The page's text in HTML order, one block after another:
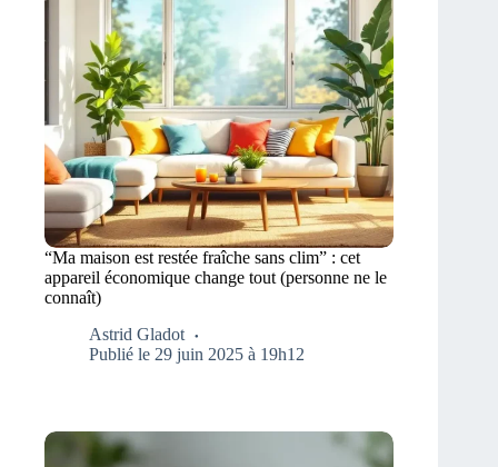
“Ma maison est restée fraîche sans clim” : cet
appareil économique change tout (personne ne le
connaît)
Astrid Gladot
Publié le 29 juin 2025 à 19h12